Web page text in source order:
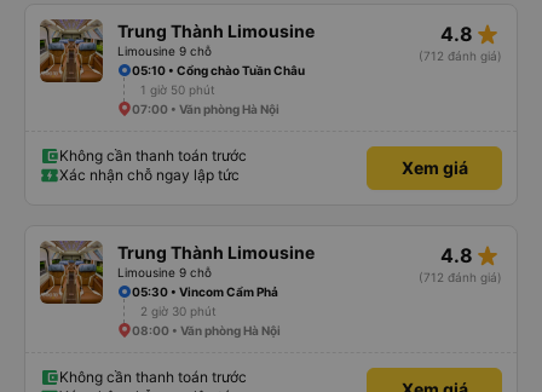
Trung Thành Limousine
Limousine 9 chỗ
4.8 star_rate
(712 đánh giá)
05:10 • Cổng chào Tuần Châu
1 giờ 50 phút
07:00 • Văn phòng Hà Nội
Không cần thanh toán trước
Xác nhận chỗ ngay lập tức
Xem giá
Trung Thành Limousine
Limousine 9 chỗ
4.8 star_rate
(712 đánh giá)
05:30 • Vincom Cẩm Phả
2 giờ 30 phút
08:00 • Văn phòng Hà Nội
Không cần thanh toán trước